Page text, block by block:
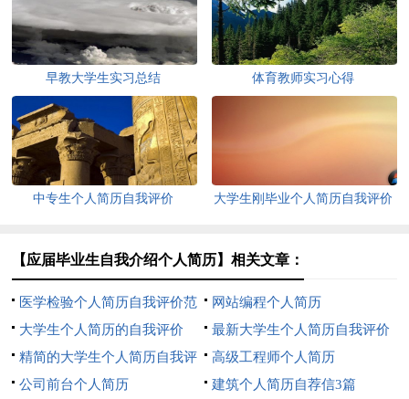
早教大学生实习总结 体育教师实习心得
中专生个人简历自我评价 大学生刚毕业个人简历自我评价
【应届毕业生自我介绍个人简历】相关文章：
医学检验个人简历自我评价范
文
网站编程个人简历
大学生个人简历的自我评价
最新大学生个人简历自我评价
精简的大学生个人简历自我评
价
高级工程师个人简历
公司前台个人简历
建筑个人简历自荐信3篇